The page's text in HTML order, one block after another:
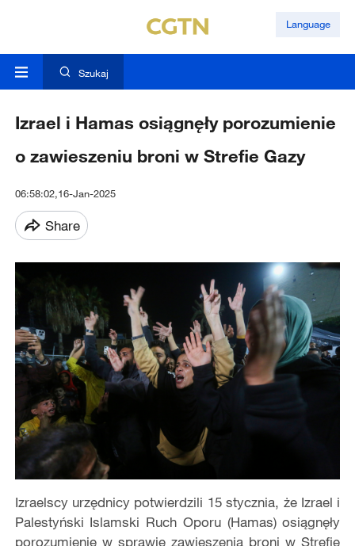
Language
Szukaj
Izrael i Hamas osiągnęły porozumienie
o zawieszeniu broni w Strefie Gazy
06:58:02,16-Jan-2025
Share
Izraelscy urzędnicy potwierdzili 15 stycznia, że Izrael i
Palestyński Islamski Ruch Oporu (Hamas) osiągnęły
porozumienie w sprawie zawieszenia broni w Strefie